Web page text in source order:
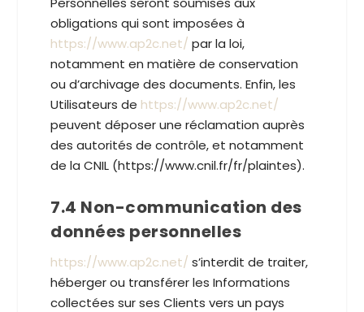
obligations qui sont imposées à
https://www.ap2c.net/ par la loi,
notamment en matière de conservation
ou d’archivage des documents. Enfin, les
Utilisateurs de https://www.ap2c.net/
peuvent déposer une réclamation auprès
des autorités de contrôle, et notamment
de la CNIL (https://www.cnil.fr/fr/plaintes).
7.4 Non-communication des
données personnelles
https://www.ap2c.net/ s’interdit de traiter,
héberger ou transférer les Informations
collectées sur ses Clients vers un pays